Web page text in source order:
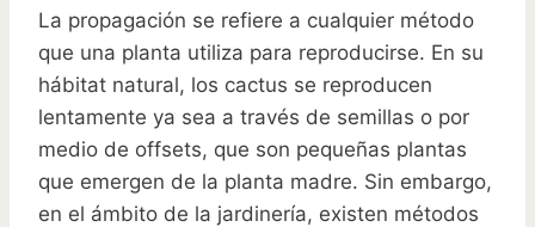
La propagación se refiere a cualquier método
que una planta utiliza para reproducirse. En su
hábitat natural, los cactus se reproducen
lentamente ya sea a través de semillas o por
medio de offsets, que son pequeñas plantas
que emergen de la planta madre. Sin embargo,
en el ámbito de la jardinería, existen métodos